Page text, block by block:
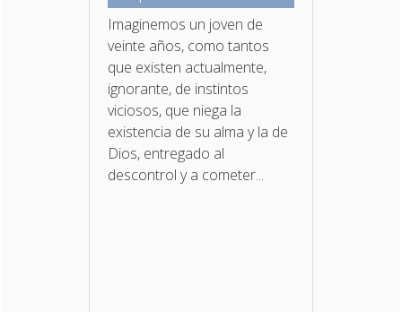
Imaginemos un joven de
veinte años, como tantos
que existen actualmente,
ignorante, de instintos
viciosos, que niega la
existencia de su alma y la de
Dios, entregado al
descontrol y a cometer...